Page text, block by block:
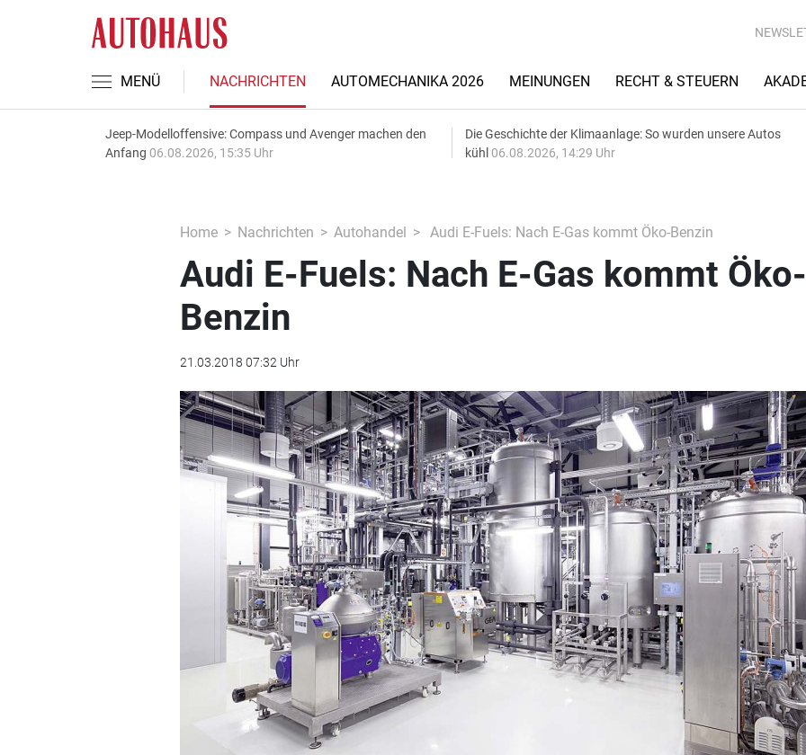
MENÜ NACHRICHTEN AUTOMECHANIKA 2026 MEINUNGEN RECHT & STEUERN
Jeep-Modelloffensive: Compass und Avenger machen den
Anfang 06.08.2026, 15:35 Uhr
Die Geschichte der Klimaanlage: So wurden unsere Autos
kühl 06.08.2026, 14:29 Uhr
Home Nachrichten Autohandel Audi E-Fuels: Nach E-Gas kommt Öko-Benzin
Audi E-Fuels: Nach E-Gas kommt Öko-
Benzin
21.03.2018 07:32 Uhr